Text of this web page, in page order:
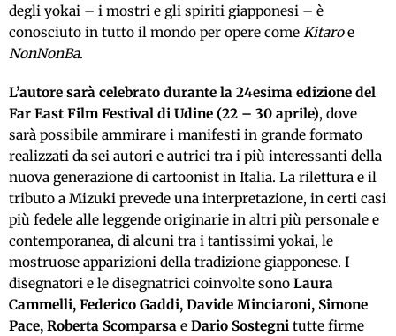
degli yokai – i mostri e gli spiriti giapponesi – è
conosciuto in tutto il mondo per opere come Kitaroe
NonNonBa.
L’autore sarà celebrato durante la 24esima edizione del
Far East Film Festival di Udine (22 – 30 aprile), dove
sarà possibile ammirare i manifesti in grande formato
realizzati da sei autori e autrici tra i più interessanti della
nuova generazione di cartoonist in Italia. La rilettura e il
tributo a Mizuki prevede una interpretazione, in certi casi
più fedele alle leggende originarie in altri più personale e
contemporanea, di alcuni tra i tantissimi yokai, le
mostruose apparizioni della tradizione giapponese. I
disegnatori e le disegnatrici coinvolte sono Laura
Cammelli, Federico Gaddi, Davide Minciaroni, Simone
Pace, Roberta Scomparsa e Dario Sostegni tutte firme